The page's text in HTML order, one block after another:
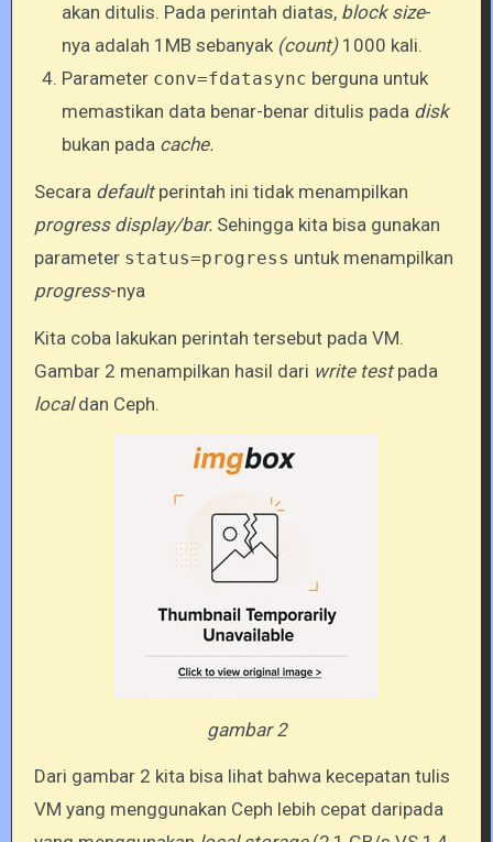
akan ditulis. Pada perintah diatas, block size-
nya adalah 1MB sebanyak (count)1000 kali.
Parameter conv=fdatasync berguna untuk
memastikan data benar-benar ditulis pada disk
bukan pada cache.
Secara default perintah ini tidak menampilkan
progress display/bar. Sehingga kita bisa gunakan
parameter status=progress untuk menampilkan
progress-nya
Kita coba lakukan perintah tersebut pada VM.
Gambar 2 menampilkan hasil dari write test pada
localdan Ceph.
gambar 2
Dari gambar 2 kita bisa lihat bahwa kecepatan tulis
VM yang menggunakan Ceph lebih cepat daripada